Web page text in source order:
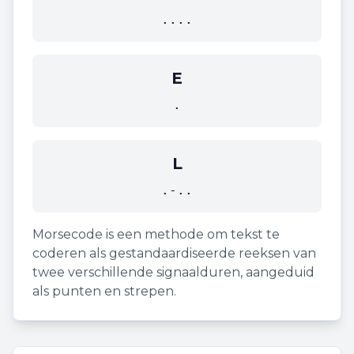
....
E
.
L
.-..
Morsecode is een methode om tekst te
coderen als gestandaardiseerde reeksen van
twee verschillende signaalduren, aangeduid
als punten en strepen.